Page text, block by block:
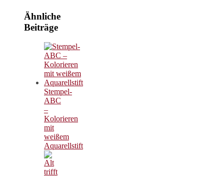
Ähnliche
Beiträge
Stempel-
ABC
–
Kolorieren
mit
weißem
Aquarellstift